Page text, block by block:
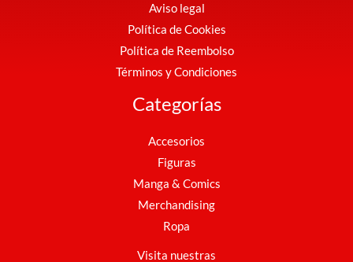
Aviso legal
Política de Cookies
Política de Reembolso
Términos y Condiciones
Categorías
Accesorios
Figuras
Manga & Comics
Merchandising
Ropa
Visita nuestras